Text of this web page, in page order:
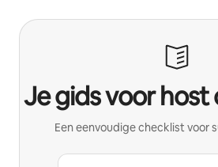
Je gids voor host
Een eenvoudige checklist voor